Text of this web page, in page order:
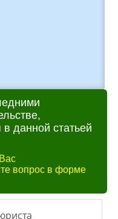
данной статьей
вопрос в форме